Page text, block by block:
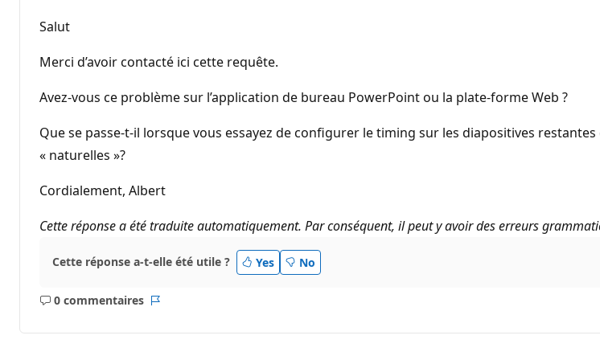
Salut
Merci d’avoir contacté ici cette requête.
Avez-vous ce problème sur l’application de bureau PowerPoint ou la plate-forme Web ?
Que se passe-t-il lorsque vous essayez de configurer le timing sur les diapositives
« naturelles »?
Cordialement, Albert
Cette réponse a été traduite automatiquement. Par conséquent, il peut y avoir des erreurs
Cette réponse a-t-elle été utile ? Yes No
0 commentaires
Aucun